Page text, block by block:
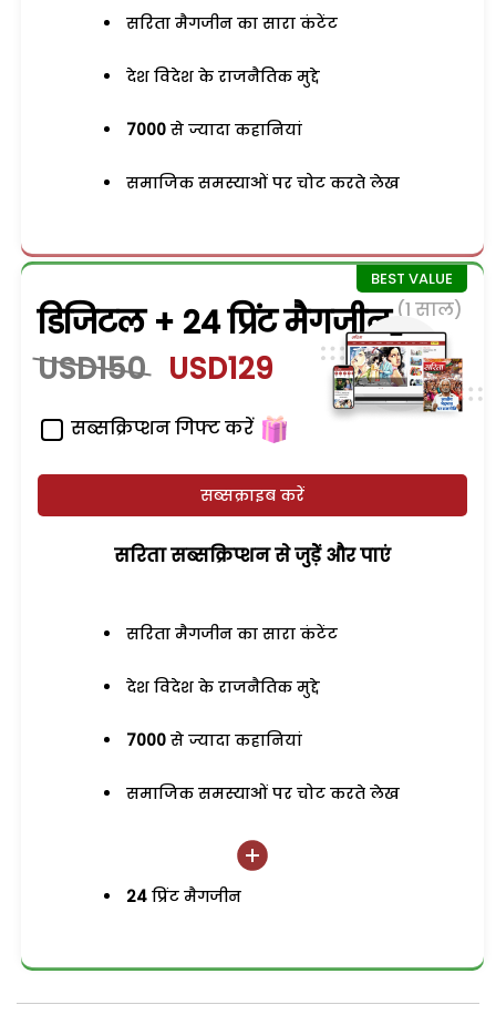
सरिता मैगजीन का सारा कंटेंट
देश विदेश के राजनैतिक मुद्दे
7000 से ज्यादा कहानियां
समाजिक समस्याओं पर चोट करते लेख
डिजिटल + 24 प्रिंट मैगजीन (1 साल)
USD150 USD129
सब्सक्रिप्शन गिफ्ट करें
सब्सक्राइब करें
सरिता सब्सक्रिप्शन से जुड़ेें और पाएं
सरिता मैगजीन का सारा कंटेंट
देश विदेश के राजनैतिक मुद्दे
7000 से ज्यादा कहानियां
समाजिक समस्याओं पर चोट करते लेख
24 प्रिंट मैगजीन